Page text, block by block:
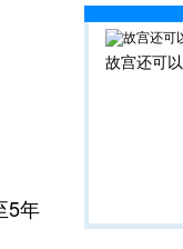
5年
故宫还可